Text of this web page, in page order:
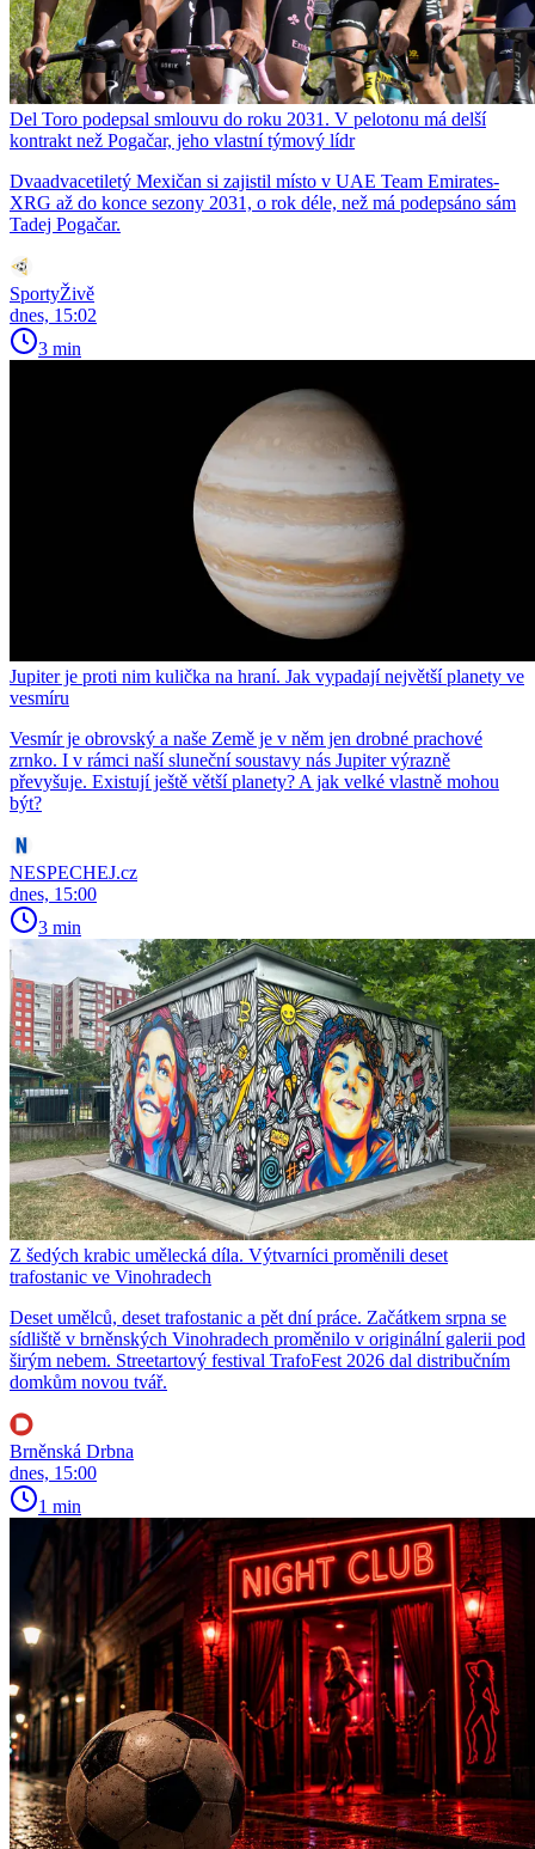
Del Toro podepsal smlouvu do roku 2031. V pelotonu má delší
kontrakt než Pogačar, jeho vlastní týmový lídr
Dvaadvacetiletý Mexičan si zajistil místo v UAE Team Emirates-
XRG až do konce sezony 2031, o rok déle, než má podepsáno sám
Tadej Pogačar.
SportyŽivě
dnes, 15:02
3 min
Jupiter je proti nim kulička na hraní. Jak vypadají největší planety ve
vesmíru
Vesmír je obrovský a naše Země je v něm jen drobné prachové
zrnko. I v rámci naší sluneční soustavy nás Jupiter výrazně
převyšuje. Existují ještě větší planety? A jak velké vlastně mohou
být?
NESPECHEJ.cz
dnes, 15:00
3 min
Z šedých krabic umělecká díla. Výtvarníci proměnili deset
trafostanic ve Vinohradech
Deset umělců, deset trafostanic a pět dní práce. Začátkem srpna se
sídliště v brněnských Vinohradech proměnilo v originální galerii pod
širým nebem. Streetartový festival TrafoFest 2026 dal distribučním
domkům novou tvář.
Brněnská Drbna
dnes, 15:00
1 min